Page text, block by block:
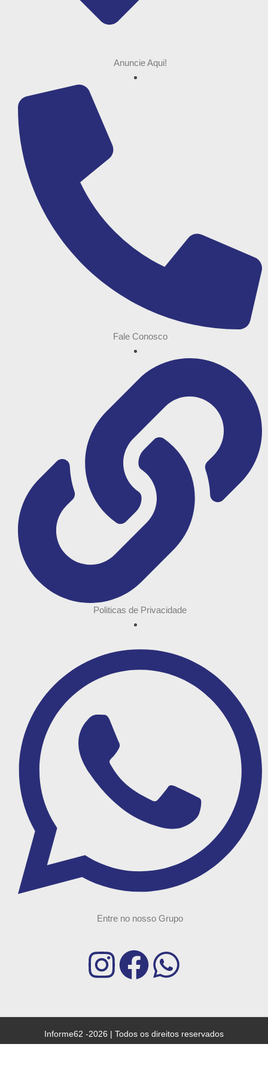
Anuncie Aqui!
Fale Conosco
Politicas de Privacidade
Entre no nosso Grupo
Informe62 -2026 | Todos os direitos reservados